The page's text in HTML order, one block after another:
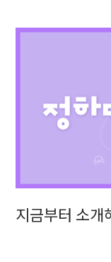
지금부터 소개